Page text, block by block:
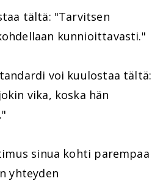
tältä: "Tarvitsen
kunnioittavasti."
voi kuulostaa tältä:
vika, koska hän
sinua kohti parempaa
yhteyden